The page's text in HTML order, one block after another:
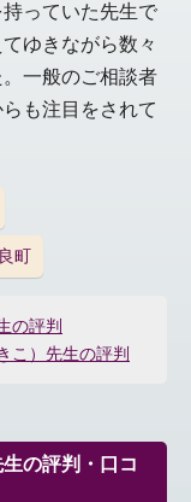
っていた先生で
ゆきながら数々
一般のご相談者
も注目をされて
町
の評判
こ）先生の評判
の評判・口コ